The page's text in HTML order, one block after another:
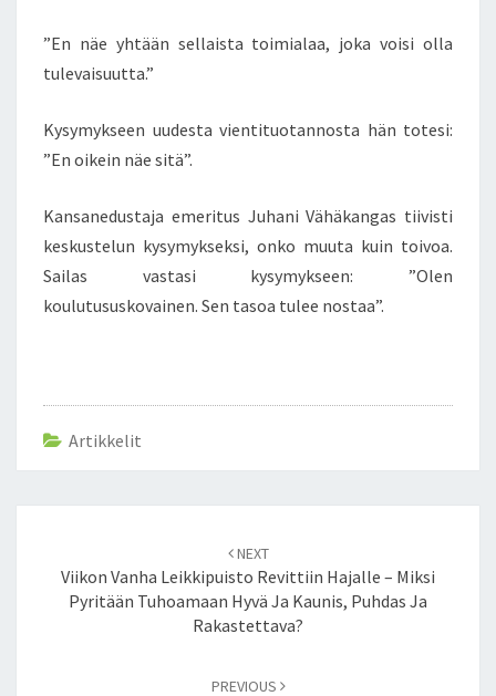
R
I
S
L
A
T
T
N
O
S
T
”En näe yhtään sellaista toimialaa, joka voisi olla
tulevaisuutta.”
Kysymykseen uudesta vientituotannosta hän totesi:
”En oikein näe sitä”.
Kansanedustaja emeritus Juhani Vähäkangas tiivisti
keskustelun kysymykseksi, onko muuta kuin toivoa.
Sailas vastasi kysymykseen: ”Olen
koulutususkovainen. Sen tasoa tulee nostaa”.
Artikkelit
navigation
NEXT
Viikon Vanha Leikkipuisto Revittiin Hajalle – Miksi
Pyritään Tuhoamaan Hyvä Ja Kaunis, Puhdas Ja
Rakastettava?
PREVIOUS